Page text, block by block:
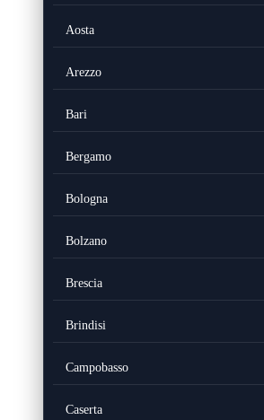
Aosta
Arezzo
Bari
Bergamo
Bologna
Bolzano
Brescia
Brindisi
Campobasso
Caserta